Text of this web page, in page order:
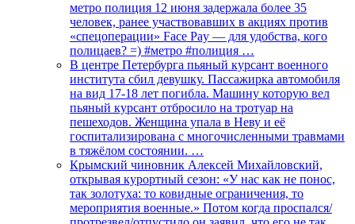
метро полиция 12 июня задержала более 35
человек, ранее участвовавших в акциях против
«спецоперации» Face Pay — для удобства, кого
полицаев? =) #метро #полиция …
В центре Петербурга пьяный курсант военного
института сбил девушку. Пассажирка автомобиля
на вид 17-18 лет погибла. Машину которую вел
пьяный курсант отбросило на тротуар на
пешеходов. Женщина упала в Неву и её
госпитализирована с многочисленными травмами
в тяжёлом состоянии. …
Крымский чиновник Алексей Михайловский,
открывая курортный сезон: «У нас как не понос,
так золотуха: то ковидные ограничения, то
мероприятия военные.» Потом когда проспался/